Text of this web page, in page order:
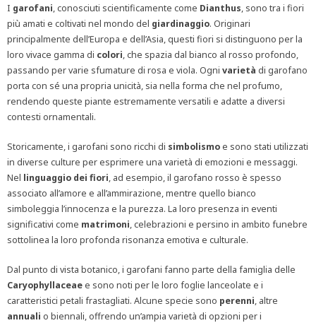
I garofani, conosciuti scientificamente come Dianthus, sono tra i fiori
più amati e coltivati nel mondo del giardinaggio. Originari
principalmente dell’Europa e dell’Asia, questi fiori si distinguono per la
loro vivace gamma di colori, che spazia dal bianco al rosso profondo,
passando per varie sfumature di rosa e viola. Ogni varietà di garofano
porta con sé una propria unicità, sia nella forma che nel profumo,
rendendo queste piante estremamente versatili e adatte a diversi
contesti ornamentali.
Storicamente, i garofani sono ricchi di simbolismoe sono stati utilizzati
in diverse culture per esprimere una varietà di emozioni e messaggi.
Nel linguaggio dei fiori, ad esempio, il garofano rosso è spesso
associato all’amore e all’ammirazione, mentre quello bianco
simboleggia l’innocenza e la purezza. La loro presenza in eventi
significativi come matrimoni, celebrazioni e persino in ambito funebre
sottolinea la loro profonda risonanza emotiva e culturale.
Dal punto di vista botanico, i garofani fanno parte della famiglia delle
Caryophyllaceaee sono noti per le loro foglie lanceolate e i
caratteristici petali frastagliati. Alcune specie sono perenni, altre
annuali o biennali, offrendo un’ampia varietà di opzioni per i